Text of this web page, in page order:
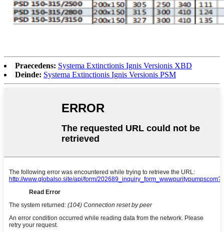
Praecedens: Systema Extinctionis Ignis Versionis XBD
Deinde: Systema Extinctionis Ignis Versionis PSM